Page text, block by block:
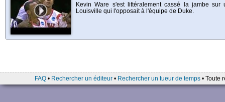
Kevin Ware s'est littéralement cassé la jambe
Louisville qui l'opposait à l'équipe de Duke.
FAQ• Rechercher un éditeur• Rechercher un tueur de temps• Toute